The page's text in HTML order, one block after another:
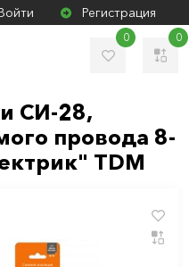
Регистрация
0 0
СИ-28,
провода 8-
TDM